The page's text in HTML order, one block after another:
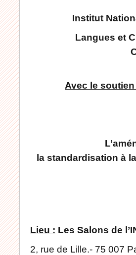
Institut
Langues et
Avec le soutien
la standardisation à
Lieu : Les Salons de
2, rue de Lille.- 75 007